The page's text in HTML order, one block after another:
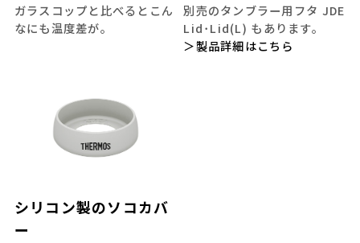
ガラスコップと比べるとこん
なにも温度差が。
別売のタンブラー用フタ JDE
Lid･Lid(L) もあります。
＞製品詳細はこちら
シリコン製のソコカバ
ー